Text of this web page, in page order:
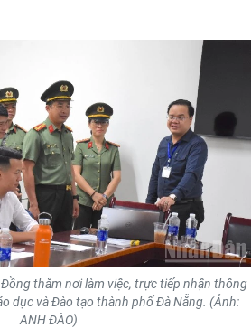
TIN
thăm nơi làm việc, trực tiếp nhận thông
dục và Đào tạo thành phố Đà Nẵng. (Ảnh:
ANH ĐÀO)